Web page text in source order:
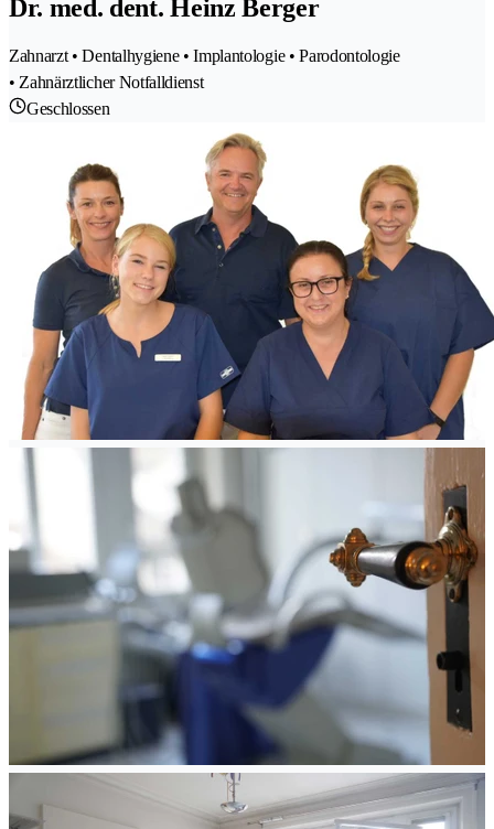
Dr. med. dent. Heinz Berger
Zahnarzt • Dentalhygiene • Implantologie • Parodontologie
• Zahnärztlicher Notfalldienst
Geschlossen